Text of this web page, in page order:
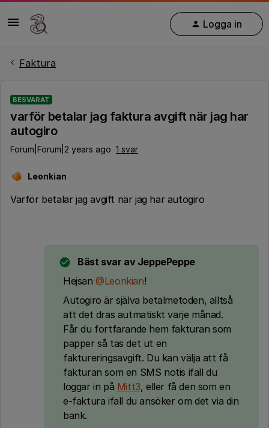
Logga in
Faktura
BESVARAT
varför betalar jag faktura avgift när jag har
autogiro
Forum|Forum|2 years ago 1 svar
L Leonkian
Varför betalar jag avgift när jag har autogiro
Bäst svar av JeppePeppe
Hejsan@Leonkian!
Autogiro är själva betalmetoden, alltså
att det dras autmatiskt varje månad.
Får du fortfarande hem fakturan som
papper så tas det ut en
faktureringsavgift. Du kan välja att få
fakturan som en SMS notis ifall du
loggar in på Mitt3, eller få den som en
e-faktura ifall du ansöker om det via din
bank.